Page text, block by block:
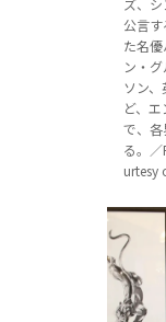
公言
た名
ン・
ソン
ど、
で、
る。
urtesy